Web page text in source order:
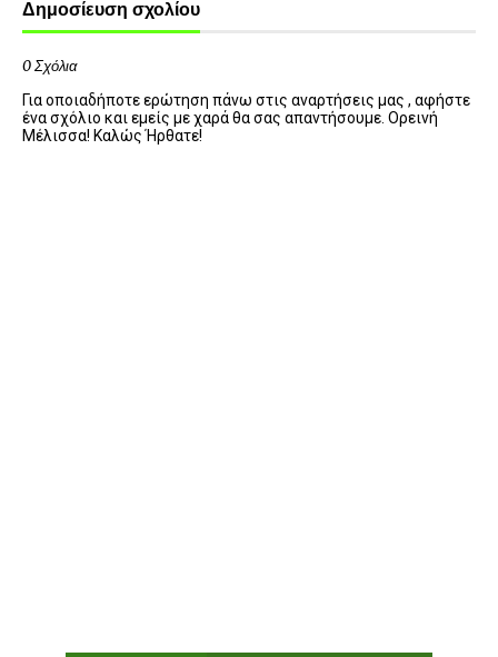
Δημοσίευση σχολίου
0 Σχόλια
Για οποιαδήποτε ερώτηση πάνω στις αναρτήσεις μας , αφήστε
ένα σχόλιο και εμείς με χαρά θα σας απαντήσουμε. Ορεινή
Μέλισσα! Καλώς Ήρθατε!